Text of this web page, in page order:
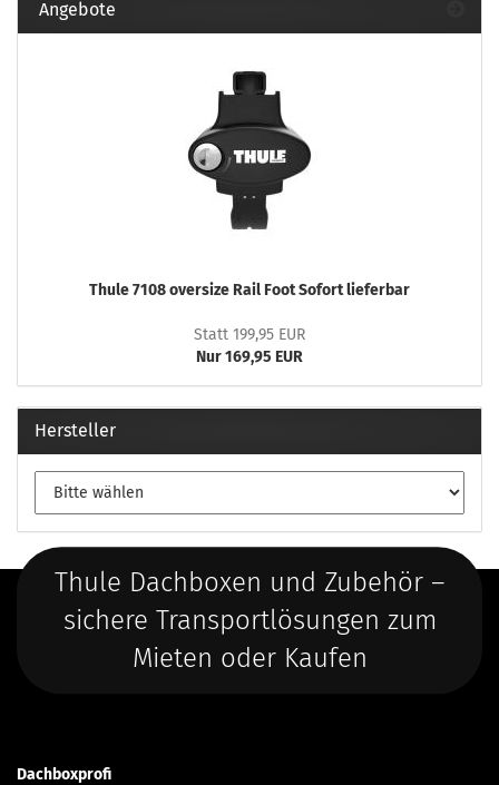
Angebote
Thule 7108 oversize Rail Foot Sofort lieferbar
Statt 199,95 EUR
Nur 169,95 EUR
Hersteller
Thule Dachboxen und Zubehör –
sichere Transportlösungen zum
Mieten oder Kaufen
Dachboxprofi